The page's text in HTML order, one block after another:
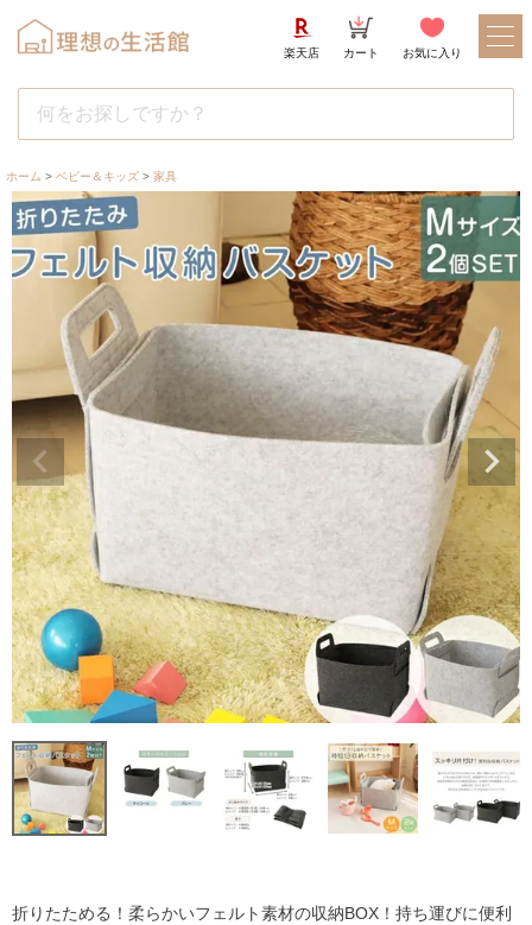
楽天店 カート お気に入り
ホーム ベビー＆キッズ 家具
折りたためる！柔らかいフェルト素材の収納BOX！持ち運びに便利